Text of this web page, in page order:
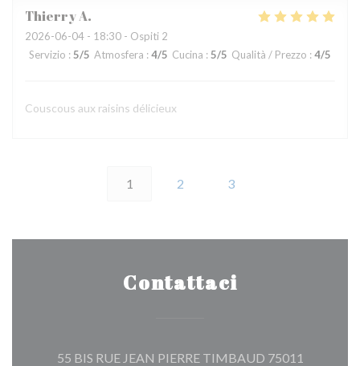
ThierryA
2026-06-04 - 18:30 - Ospiti 2
Servizio : 5/5 Atmosfera : 4/5 Cucina : 5/5 Qualità / Prezzo : 4/5
Couscous aux raisins délicieux
1 2 3
Contattaci
55 BIS RUE JEAN PIERRE TIMBAUD 75011